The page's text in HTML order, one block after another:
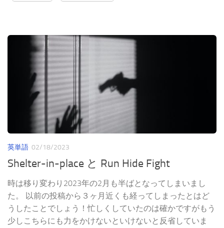
英単語 02/18/2023
Shelter-in-place と Run Hide Fight
時は移り変わり2023年の2月も半ばとなってしまいまし
た。 以前の投稿から３ヶ月近くも経ってしまったとはど
うしたことでしょう！忙しくしていたのは確かですがもう
少しこちらにも力をかけないといけないと反省していま